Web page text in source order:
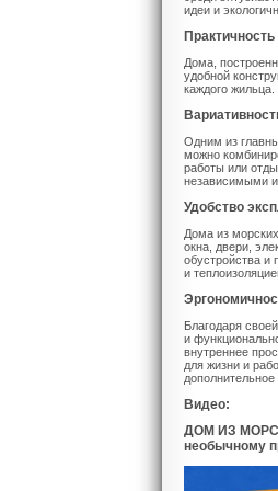
идеи и
Дома,
удобной
каждого жильца.
Одним из
можно
работы или
независимыми и
Удобство
Дома из
окна, двери,
обустройства и
и
Благодаря
и
внутреннее
для жизни и
Видео:
ДОМ ИЗ
необычному